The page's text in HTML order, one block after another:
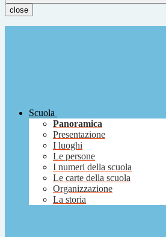
close
Scuola
Panoramica
Presentazione
I luoghi
Le persone
I numeri della scuola
Le carte della scuola
Organizzazione
La storia